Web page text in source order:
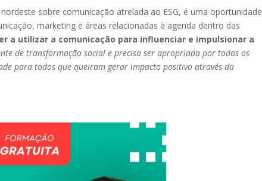
sobre comunicação atrelada ao ESG, é uma oportunidade
marketing e áreas relacionadas à agenda dentro das
a utilizar a comunicação para influenciar e impulsionar a
de transformação social e precisa ser apropriada por todos os
para todos que queiram gerar impacto positivo através da